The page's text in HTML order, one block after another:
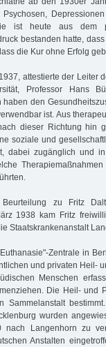
ist heute aus dem
bestanden hatte,
die Kur ohne Erfolg
attestierte der Leiter
Professor Hans
den
ist. Aus
dieser Richtung hin
soziale und
dabei zugänglich und
Beurteilung zu Fritz
1938 kam Fritz
Staatskrankenanstalt
Zentrale in
und privaten Heil-
Menschen
Die Heil- und
Sammelanstalt
wurden
Langenhorn zu
Anstalten